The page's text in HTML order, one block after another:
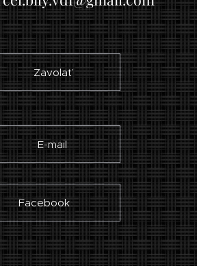
☎ Zavolať
✉ E-mail
Facebook